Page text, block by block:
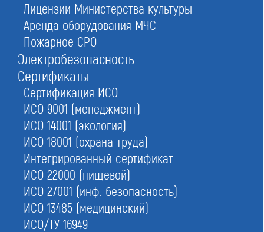
Лицензии Министерства культуры
Аренда оборудования МЧС
Пожарное СРО
Электробезопасность
Сертификаты
Сертификация ИСО
ИСО 9001 (менеджмент)
ИСО 14001 (экология)
ИСО 18001 (охрана труда)
Интегрированный сертификат
ИСО 22000 (пищевой)
ИСО 27001 (инф. безопасность)
ИСО 13485 (медицинский)
ИСО/ТУ 16949
При отправке данной формы вы соглашаетесь с политикой о предоставлении
персональных данных.
Рейтинг 4/5
№63 в Российской федерации
№153 в Московской области
№140 в Москве
Саморегулируемая организация Некоммерческое
партнерство «Союз строителей нефтегазовой отрасли»
Обновлено
16.06.2026 07:13:15